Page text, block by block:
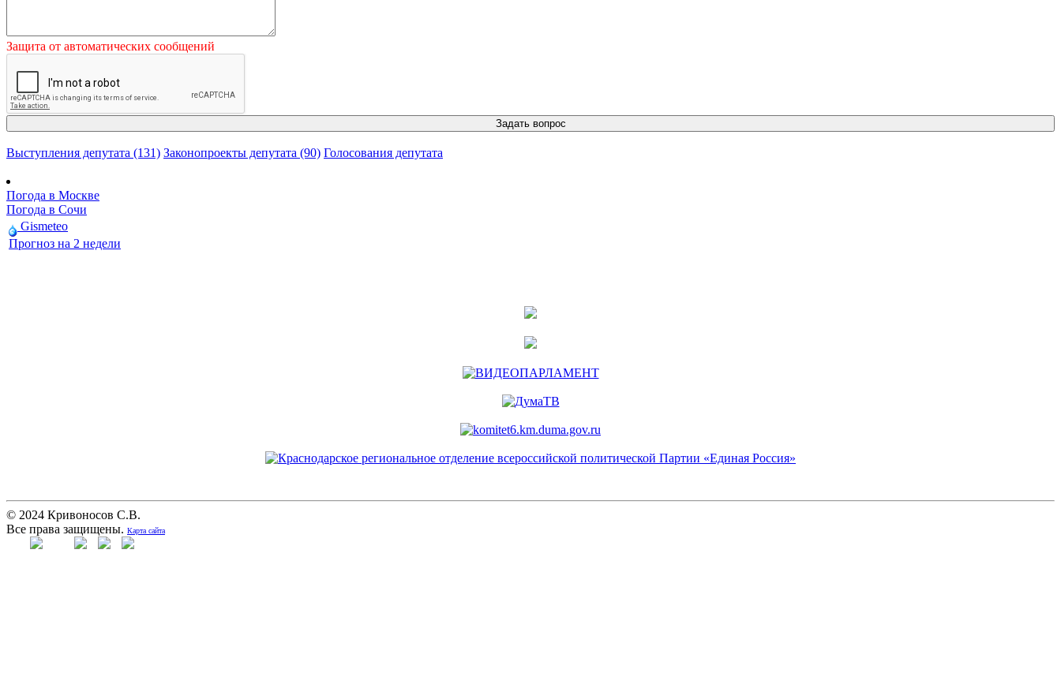
Защита от автоматических сообщений
Выступления депутата (131) Законопроекты депутата (90) Голосования депутата
Погода в Москве
Погода в Сочи
Gismeteo
Прогноз на 2 недели
© 2024 Кривоносов С.В.
Все права защищены. Карта сайта